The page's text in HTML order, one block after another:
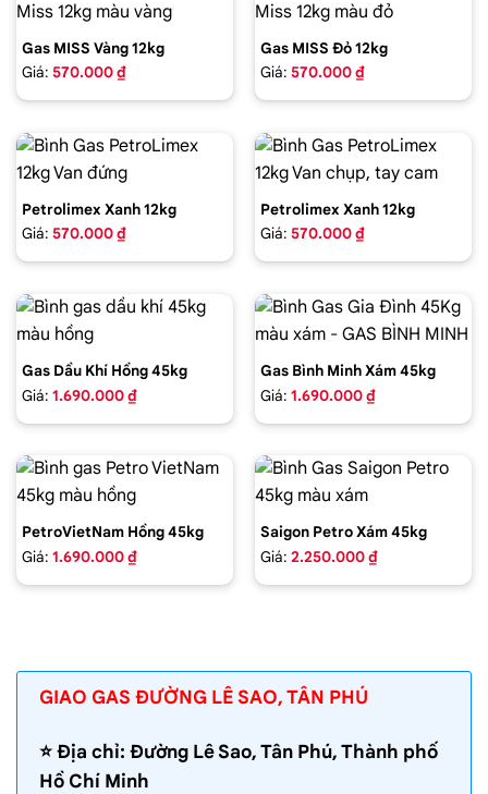
Gas MISS Vàng 12kg
Giá: 570.000 ₫
Gas MISS Đỏ 12kg
Giá: 570.000 ₫
Petrolimex Xanh 12kg
Giá: 570.000 ₫
Petrolimex Xanh 12kg
Giá: 570.000 ₫
Gas Dầu Khí Hồng 45kg
Giá: 1.690.000 ₫
Gas Bình Minh Xám 45kg
Giá: 1.690.000 ₫
PetroVietNam Hồng 45kg
Giá: 1.690.000 ₫
Saigon Petro Xám 45kg
Giá: 2.250.000 ₫
GIAO GAS ĐƯỜNG LÊ SAO, TÂN PHÚ
⭐️ Địa chỉ: Đường Lê Sao, Tân Phú, Thành phố
Hồ Chí Minh